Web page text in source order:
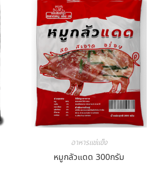
อาหารแช่แข็ง
หมูกลัวแดด 300กรัม